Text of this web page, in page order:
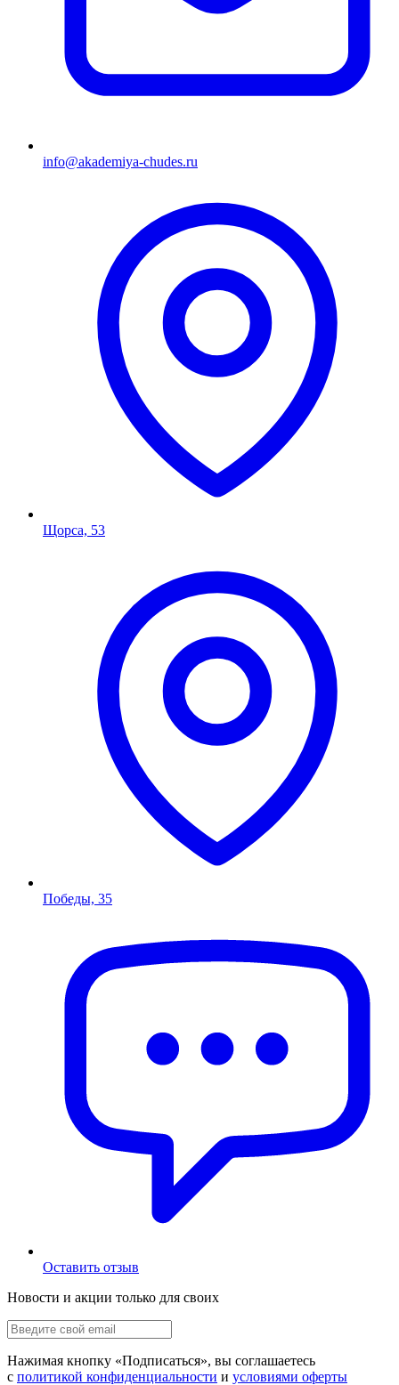
info@akademiya-chudes.ru
Щорса, 53
Победы, 35
Оставить отзыв
Новости и акции только для своих
Нажимая кнопку «Подписаться», вы соглашаетесь
с политикой конфиденциальности и условиями оферты